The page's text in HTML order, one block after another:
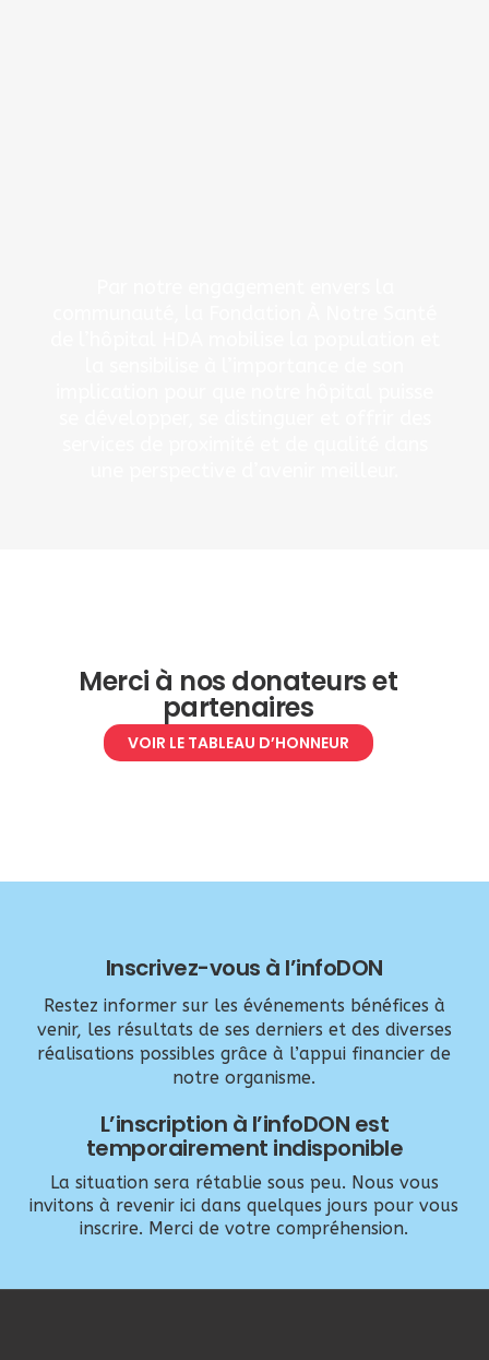
Merci à nos donateurs et
partenaires
VOIR LE TABLEAU D’HONNEUR
Inscrivez-vous à l’infoDON
Restez informer sur les événements bénéfices à
venir, les résultats de ses derniers et des diverses
réalisations possibles grâce à l’appui financier de
notre organisme.
L’inscription à l’infoDON est
temporairement indisponible
La situation sera rétablie sous peu. Nous vous
invitons à revenir ici dans quelques jours pour vous
inscrire. Merci de votre compréhension.